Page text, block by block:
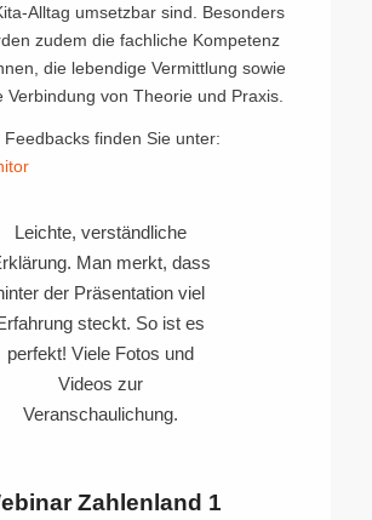
Alltag umsetzbar sind. Besonders
zudem die fachliche Kompetenz
die lebendige Vermittlung sowie
Verbindung von Theorie und Praxis.
Feedbacks finden Sie unter:
Leichte, verständliche
Man merkt, dass
der Präsentation viel
steckt. So ist es
perfekt! Viele Fotos und
Videos zur
Veranschaulichung.
Zahlenland 1